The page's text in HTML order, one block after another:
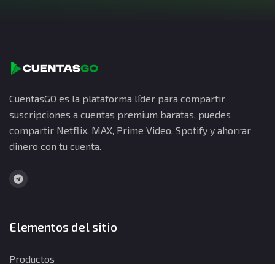
CuentasGO es la plataforma líder para compartir
suscripciones a cuentas premium baratas, puedes
compartir Netflix, MAX, Prime Video, Spotify y ahorrar
dinero con tu cuenta.
Elementos del sitio
Productos